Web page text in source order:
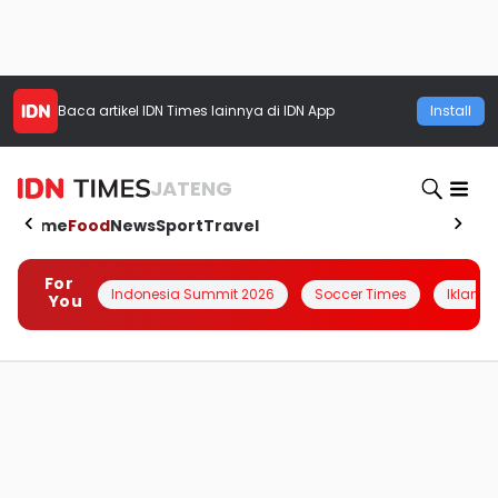
Baca artikel IDN Times lainnya di IDN App Install
JATENG
HomeFoodNewsSportTravel
For
You
Indonesia Summit 2026 Soccer Times Iklanin